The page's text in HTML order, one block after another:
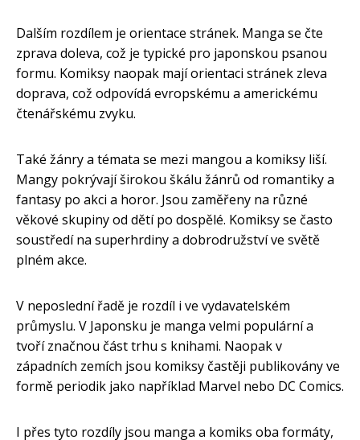
Dalším rozdílem je orientace stránek. Manga se čte
zprava doleva, což je typické pro japonskou psanou
formu. Komiksy naopak mají orientaci stránek zleva
doprava, což odpovídá evropskému a americkému
čtenářskému zvyku.
Také žánry a témata se mezi mangou a komiksy liší.
Mangy pokrývají širokou škálu žánrů od romantiky a
fantasy po akci a horor. Jsou zaměřeny na různé
věkové skupiny od dětí po dospělé. Komiksy se často
soustředí na superhrdiny a dobrodružství ve světě
plném akce.
V neposlední řadě je rozdíl i ve vydavatelském
průmyslu. V Japonsku je manga velmi populární a
tvoří značnou část trhu s knihami. Naopak v
západních zemích jsou komiksy častěji publikovány ve
formě periodik jako například Marvel nebo DC Comics.
I přes tyto rozdíly jsou manga a komiks oba formáty,